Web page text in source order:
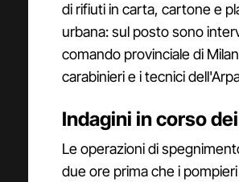
di rifiuti in carta, cartone e
urbana: sul posto sono
comando provinciale di
carabinieri e i tecnici
Indagini in corso
Le operazioni di
due ore prima che i